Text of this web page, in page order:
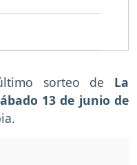
sorteo de La
13 de junio de